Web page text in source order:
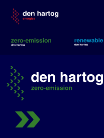
content